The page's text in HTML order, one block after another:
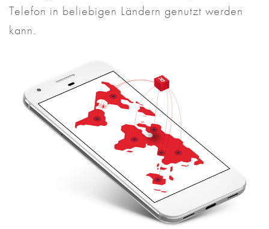
Telefon in beliebigen Ländern genutzt werden
kann.